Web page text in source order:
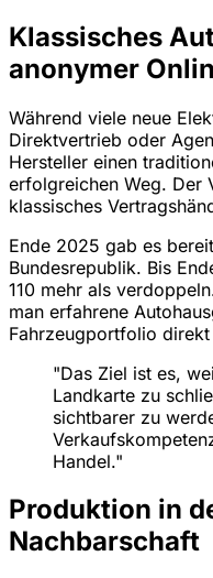
Klassisches
anonymer
Während viele neue
Direktvertrieb oder
Hersteller einen
erfolgreichen Weg. Der
klassisches
Ende 2025 gab es
Bundesrepublik. Bis
110 mehr als
man erfahrene
Fahrzeugportfolio
"Das Ziel ist es,
Landkarte zu
sichtbarer zu
Handel."
Produktion in
Nachbarschaft